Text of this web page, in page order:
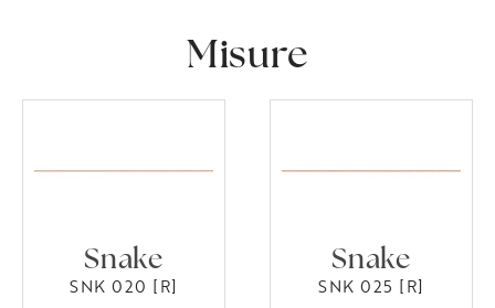
Misure
Snake
SNK 020 [R]
Snake
SNK 025 [R]